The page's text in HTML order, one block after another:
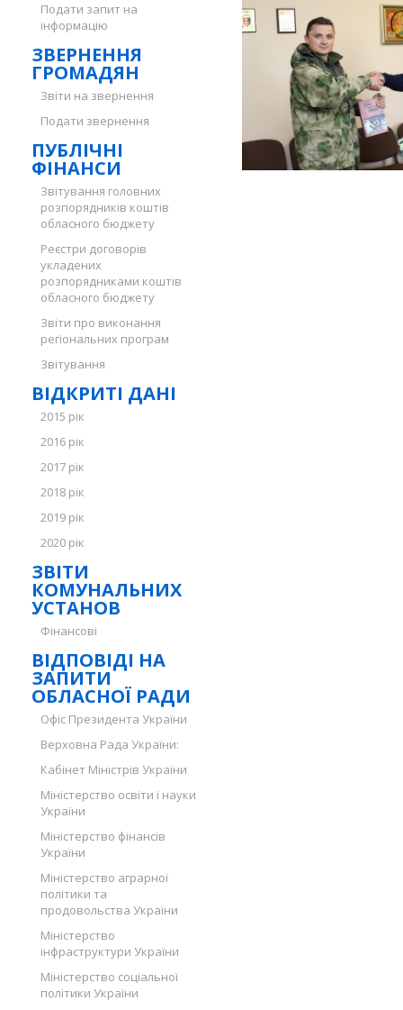
Подати запит на
інформацію
ЗВЕРНЕННЯ
ГРОМАДЯН
Звіти на звернення
Подати звернення
ПУБЛІЧНІ
ФІНАНСИ
Звітування головних
розпорядників коштів
обласного бюджету
Реєстри договорів
укладених
розпорядниками коштів
обласного бюджету
Звіти про виконання
регіональних програм
Звітування
ВІДКРИТІ ДАНІ
2015 рік
2016 рік
2017 рік
2018 рік
2019 рік
2020 рік
ЗВІТИ
КОМУНАЛЬНИХ
УСТАНОВ
Фінансові
ВІДПОВІДІ НА
ЗАПИТИ
ОБЛАСНОЇ РАДИ
Офіс Президента України
Верховна Рада України:
Кабінет Міністрів України
Міністерство освіти і науки
України
Міністерство фінансів
України
Міністерство аграрної
політики та
продовольства України
Міністерство
інфраструктури України
Міністерство соціальної
політики України